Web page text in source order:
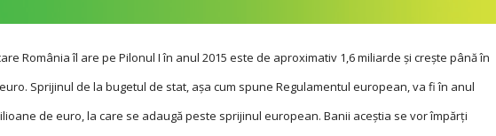
România îl are pe Pilonul I în anul 2015 este de aproximativ 1,6 miliarde și crește până în
Sprijinul de la bugetul de stat, așa cum spune Regulamentul european, va fi în anul
de euro, la care se adaugă peste sprijinul european. Banii aceștia se vor împărți